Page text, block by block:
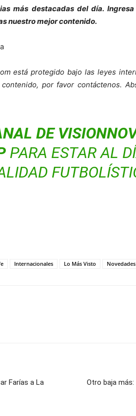
más destacadas del día.
nuestro mejor contenido.
está protegido bajo las leyes
por favor contáctenos.
DE
PARA ESTAR AL
Internacionales Lo Más Visto Novedades
Farías a La
Otro baja